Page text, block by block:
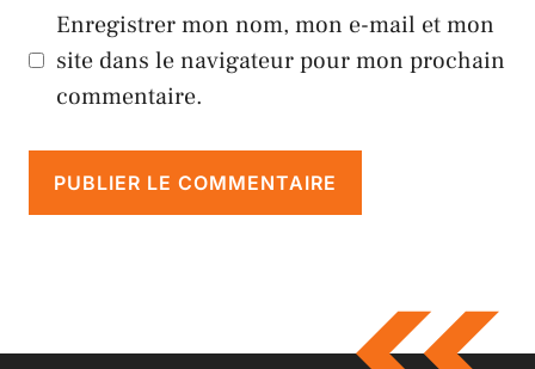
Enregistrer mon nom, mon e-mail et mon
site dans le navigateur pour mon prochain
commentaire.
e